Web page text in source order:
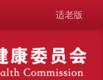
适老版